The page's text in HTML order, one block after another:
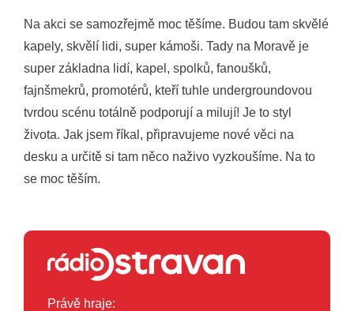
Na akci se samozřejmě moc těšíme. Budou tam skvělé
kapely, skvělí lidi, super kámoši. Tady na Moravě je
super základna lidí, kapel, spolků, fanoušků,
fajnšmekrů, promotérů, kteří tuhle undergroundovou
tvrdou scénu totálně podporují a milují! Je to styl
života. Jak jsem říkal, připravujeme nové věci na
desku a určitě si tam něco naživo vyzkoušíme. Na to
se moc těším.
Právě hraje: